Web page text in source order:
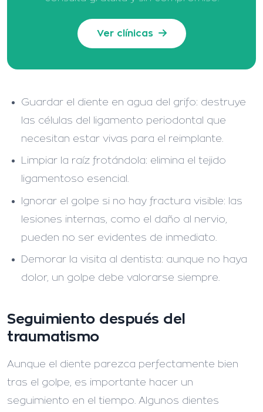
Ver clínicas
Guardar el diente en agua del grifo: destruye
las células del ligamento periodontal que
necesitan estar vivas para el reimplante.
Limpiar la raíz frotándola: elimina el tejido
ligamentoso esencial.
Ignorar el golpe si no hay fractura visible: las
lesiones internas, como el daño al nervio,
pueden no ser evidentes de inmediato.
Demorar la visita al dentista: aunque no haya
dolor, un golpe debe valorarse siempre.
Seguimiento después del
traumatismo
Aunque el diente parezca perfectamente bien
tras el golpe, es importante hacer un
seguimiento en el tiempo. Algunos dientes